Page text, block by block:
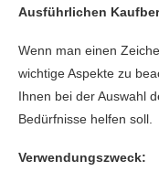
Ausführlichen
Wenn man einen
wichtige Aspekte zu
Ihnen bei der Auswahl
Bedürfnisse helfen soll.
Verwendungszweck: